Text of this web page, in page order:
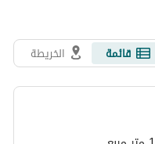
قائمة الخريطة